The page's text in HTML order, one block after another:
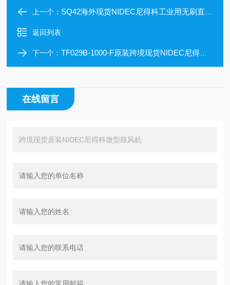
上一个： SQ42海外现货NIDEC尼得科工业用无刷直流电机
返回列表
下一个：TF029B-1000-F原装跨境现货NIDEC尼得科微型鼓风机
在线留言